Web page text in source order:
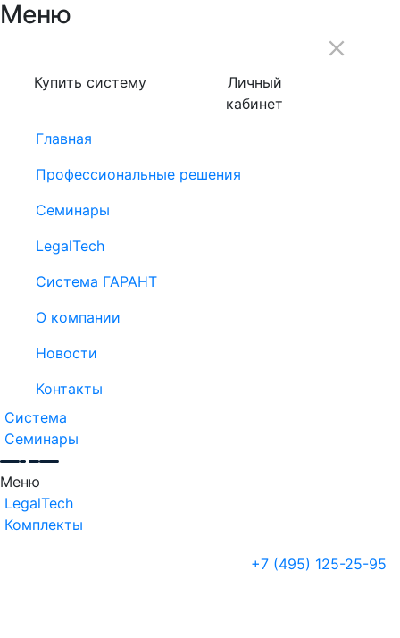
Меню
Купить систему
Личный
кабинет
Главная
Профессиональные решения
Семинары
LegalTech
Система ГАРАНТ
О компании
Новости
Контакты
Система
Семинары
Меню
LegalTech
Комплекты
+7 (495) 125-25-95